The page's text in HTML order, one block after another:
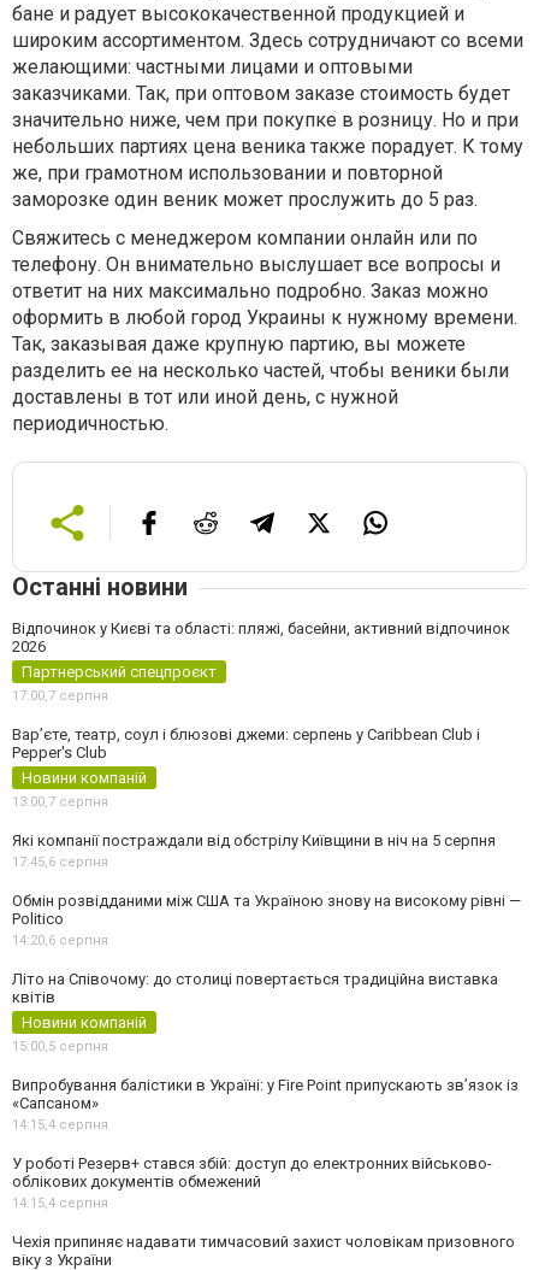
бане и радует высококачественной продукцией и
широким ассортиментом. Здесь сотрудничают со всеми
желающими: частными лицами и оптовыми
заказчиками. Так, при оптовом заказе стоимость будет
значительно ниже, чем при покупке в розницу. Но и при
небольших партиях цена веника также порадует. К тому
же, при грамотном использовании и повторной
заморозке один веник может прослужить до 5 раз.
Свяжитесь с менеджером компании онлайн или по
телефону. Он внимательно выслушает все вопросы и
ответит на них максимально подробно. Заказ можно
оформить в любой город Украины к нужному времени.
Так, заказывая даже крупную партию, вы можете
разделить ее на несколько частей, чтобы веники были
доставлены в тот или иной день, с нужной
периодичностью.
Останні новини
Відпочинок у Києві та області: пляжі, басейни, активний відпочинок
2026
Партнерський спецпроєкт
17:00,7 серпня
Вар’єте, театр, соул і блюзові джеми: серпень у Caribbean Club і
Pepper's Club
Новини компаній
13:00,7 серпня
Які компанії постраждали від обстрілу Київщини в ніч на 5 серпня
17:45,6 серпня
Обмін розвідданими між США та Україною знову на високому рівні —
Politico
14:20,6 серпня
Літо на Співочому: до столиці повертається традиційна виставка
квітів
Новини компаній
15:00,5 серпня
Випробування балістики в Україні: у Fire Point припускають зв’язок із
«Сапсаном»
14:15,4 серпня
У роботі Резерв+ стався збій: доступ до електронних військово-
облікових документів обмежений
14:15,4 серпня
Чехія припиняє надавати тимчасовий захист чоловікам призовного
віку з України